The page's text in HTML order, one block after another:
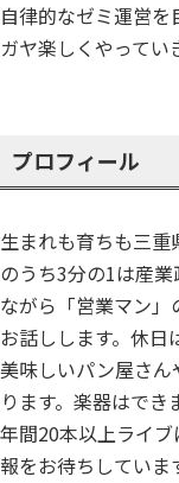
自律的なゼミ運営
ガヤ楽しくやってい
プロフィール
生まれも育ちも三
のうち3分の1は産
ながら「営業マン
お話しします。休日
美味しいパン屋さ
ります。楽器はで
年間20本以上ライ
報をお待ちしていま